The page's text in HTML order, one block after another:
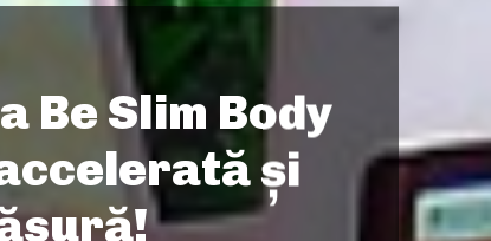
Be Slim Body
și